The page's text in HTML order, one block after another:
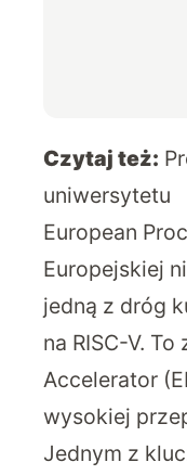
Czytaj też:
uniwersytetu
European
Europejskiej
jedną z dróg
na RISC-V. To
Accelerator
wysokiej
Jednym z